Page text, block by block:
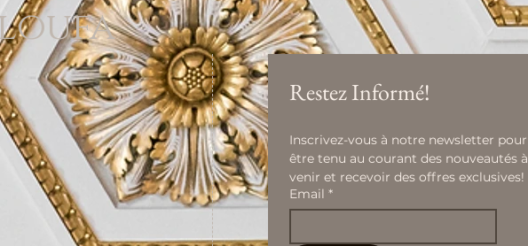
Restez Informé!
Inscrivez-vous à notre newsletter pour
être tenu au courant des nouveautés à
venir et recevoir des offres exclusives!
Email *